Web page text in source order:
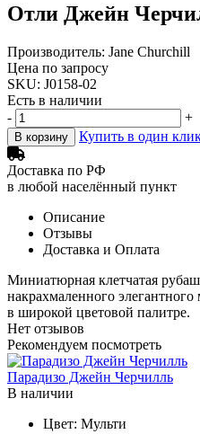
Отли Джейн
Производитель: Jane Churchill
Цена по запросу
SKU: J0158-02
Есть в наличии
-
+
В корзину Купить в один
Доставка по РФ
в любой населённый пункт
Описание
Отзывы
Доставка и Оплата
Миниатюрная клетчатая
накрахмаленного
в широкой цветовой палитре.
Нет отзывов
Рекомендуем посмотреть
Парадизо Джейн Черчилль
В наличии
Цвет: Мульти